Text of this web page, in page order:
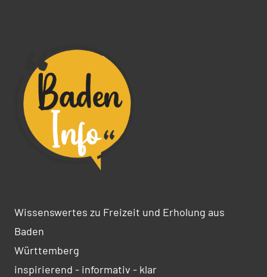
Wissenswertes zu Freizeit und Erholung aus
Baden
Württemberg
inspirierend - informativ - klar